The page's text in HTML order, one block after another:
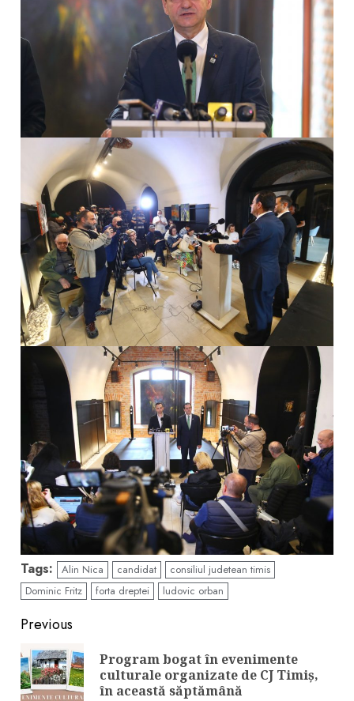
Tags: Alin Nica candidat
consiliul judetean timis
Dominic Fritz
forta dreptei ludovic orban
Continue
Reading
Previous
Program bogat în evenimente
culturale organizate de CJ Timiș,
în această săptămână